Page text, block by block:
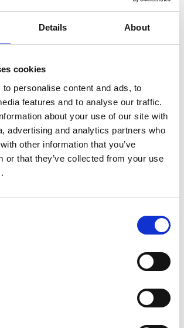
Details About
cookies
personalise content and ads, to
features and to analyse our traffic.
about your use of our site with
advertising and analytics partners who
other information that you’ve
or that they’ve collected from your use
aux inaugurations officielles, les
l’attention et communiquent votre
Nous offrons des banderoles de
ou sur mesure. Nous pouvons même
support pour afficher clairement votre
dans un vaste choix de
aussi les monter sur un support et